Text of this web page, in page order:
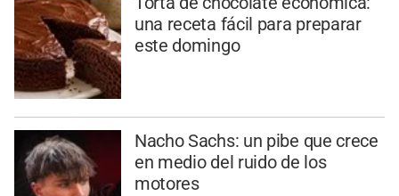
una receta fácil para preparar
este domingo
Nacho Sachs: un pibe que crece
en medio del ruido de los
motores